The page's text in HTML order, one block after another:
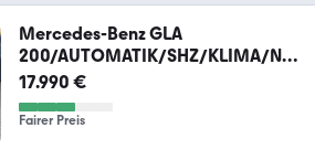
Mercedes-Benz GLA
200/AUTOMATIK/SHZ/KLIMA/NA
VI/8xBEREIFT
17.990 €
Fairer Preis